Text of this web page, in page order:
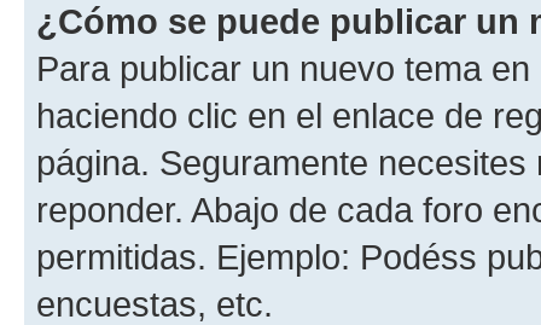
¿Cómo se puede publicar un
Para publicar un nuevo tema
haciendo clic en el enlace de
página. Seguramente
reponder. Abajo de cada foro
permitidas. Ejemplo: Podéss
encuestas, etc.